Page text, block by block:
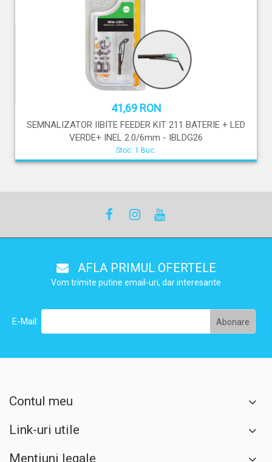
41,69 RON
SEMNALIZATOR IIBITE FEEDER KIT 211 BATERIE + LED
VERDE+ INEL 2.0/6mm - IBLDG26
Stoc: 1 Buc.
AFLA PRIMUL OFERTELE
Vom trimite putine email-uri, dar interesante
E-Mail:
Contul meu
Link-uri utile
Mentiuni legale